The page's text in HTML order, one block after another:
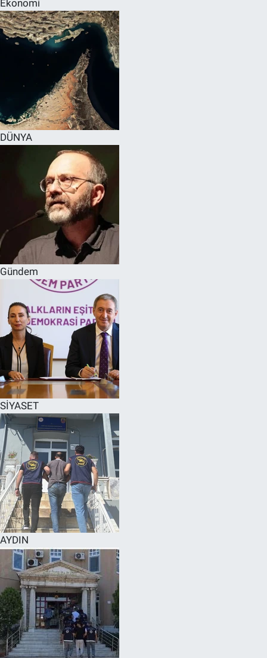
Ekonomi
DÜNYA
Gündem
SİYASET
AYDIN
SPOR
RESMİ İLANLAR